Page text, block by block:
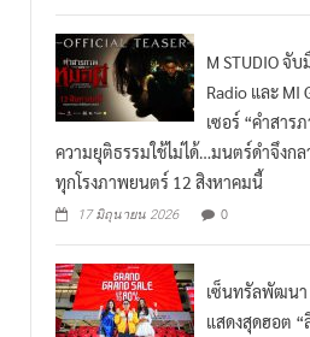
M STUDIO จั
Radio และ MI
เซอร์ “คำสาร
ความยุติธรรมใช้ไม่ได้…มนตร์ดำจึงกล
ทุกโรงภาพยนตร์ 12 สิงหาคมนี้
17 มิถุนายน 2026 0
เซ็นทรัลพัฒนา
แสดงสุดฮอต